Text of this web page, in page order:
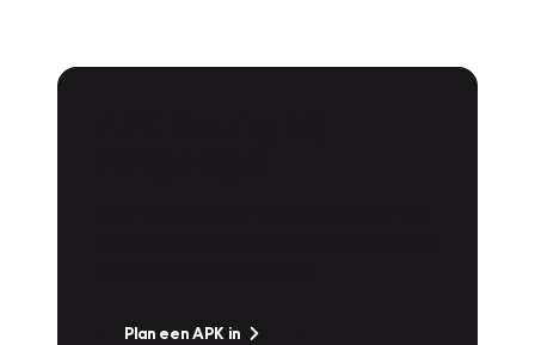
Plan een APK in